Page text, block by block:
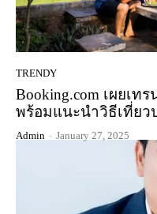
TRENDY
Booking.com เผยเท
พร้อมแนะนำวิธีเที่ยว
Admin - January 27, 2025